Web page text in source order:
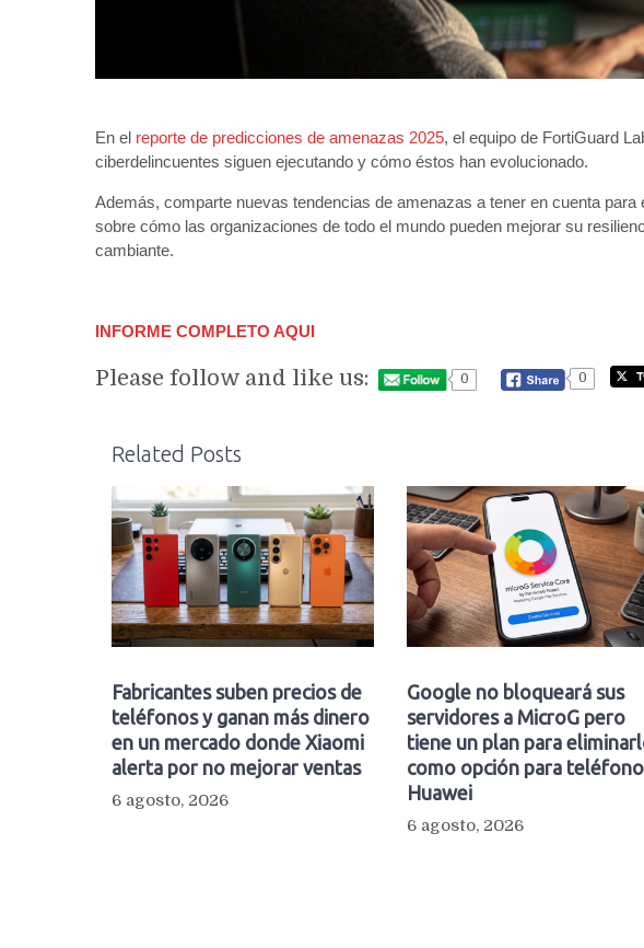
En el reporte de predicciones de amenazas 2025, el equipo de FortiGuard
ciberdelincuentes siguen ejecutando y cómo éstos han evolucionado.
Además, comparte nuevas tendencias de amenazas a tener en cuenta
sobre cómo las organizaciones de todo el mundo pueden mejorar su
cambiante.
INFORME COMPLETO AQUI
Please follow and like us: 0 0
Related Posts
Fabricantes suben precios de
teléfonos y ganan más dinero
en un mercado donde Xiaomi
alerta por no mejorar ventas
6 agosto, 2026
Google no bloqueará sus
servidores a MicroG pero
tiene un plan para
como opción para
Huawei
6 agosto, 2026